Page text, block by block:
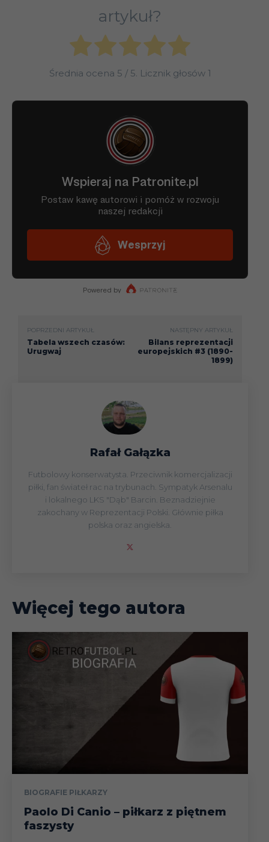
artykuł?
Średnia ocena 5 / 5. Licznik głosów 1
POPRZEDNI ARTYKUŁ
Tabela wszech czasów:
Urugwaj
NASTĘPNY ARTYKUŁ
Bilans reprezentacji
europejskich #3 (1890-
1899)
Rafał Gałązka
Futbolowy konserwatysta. Przeciwnik komercjalizacji
piłki, fan świateł rac na trybunach. Sympatyk Arsenalu
i lokalnego LKS "Dąb" Barcin. Beznadziejnie
zakochany w Reprezentacji Polski. Głównie piłka
polska oraz angielska.
Więcej tego autora
BIOGRAFIE PIŁKARZY
Paolo Di Canio – piłkarz z piętnem
faszysty